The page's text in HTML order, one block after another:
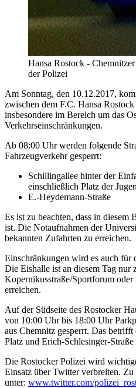
Hansa Rostock -
der Polizei
Am Sonntag, den 10.12.2017,
zwischen dem F.C. Hansa
insbesondere im Bereich um das
Verkehrseinschränkungen.
Ab 08:00 Uhr werden folgende
Fahrzeugverkehr gesperrt:
Schillingallee hinter der
einschließlich Platz der
E.-Heydemann-Straße
Es ist zu beachten, dass in diesem
ist. Die Notaufnahmen der
bekannten Zufahrten zu erreichen.
Einschränkungen wird es auch für
Die Eishalle ist an diesem Tag nur
Kopernikusstraße/Sportforum
erreichen.
Auf der Südseite des Rostocker
von 10:00 Uhr bis 18:00 Uhr
aus Chemnitz gesperrt. Das
Platz und Erich-Schlesinger-
Die Rostocker Polizei wird
Einsatz über Twitter verbreiten.
unter: www.twitter.com/